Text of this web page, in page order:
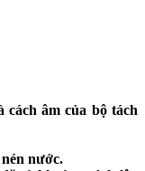
cách âm của bộ tách
nước.